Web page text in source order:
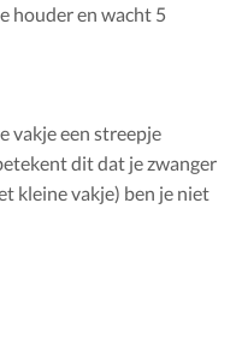
houder en wacht 5
vakje een streepje
dit dat je zwanger
kleine vakje) ben je niet